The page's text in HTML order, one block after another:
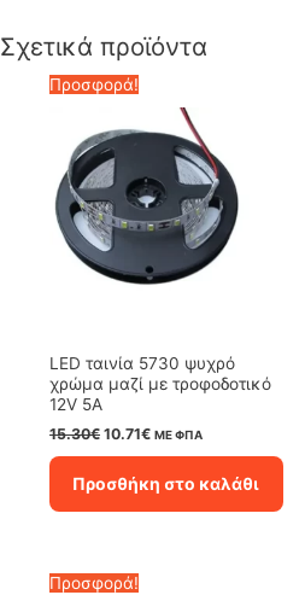
Σχετικά προϊόντα
Προσφορά!
LED ταινία 5730 ψυχρό
χρώμα μαζί με τροφοδοτικό
12V 5A
15.30€ Original
price
15.30€.
10.71€Η
τρέχουσα
είναι:
10.71€.
ΜΕ ΦΠΑ
Προσθήκη στο καλάθι
Προσφορά!